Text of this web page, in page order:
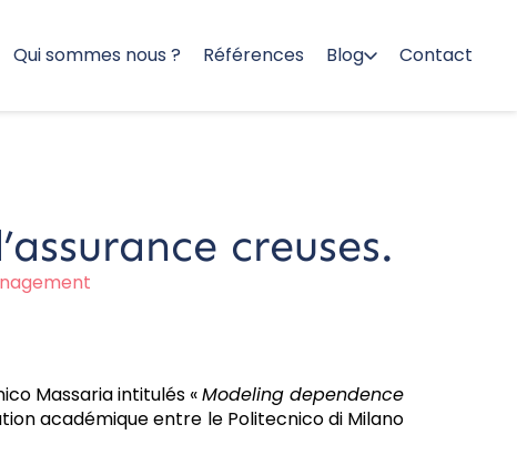
Qui sommes nous ? Références Blog Contact
creuses.
Massaria intitulés «Modeling dependence
académique entre le Politecnico di Milano